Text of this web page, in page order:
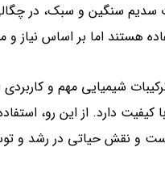
سنگین و سبک، در
هستند اما بر اساس نیاز
شیمیایی مهم و
کیفیت دارد. از این رو،
و نقش حیاتی در رشد و